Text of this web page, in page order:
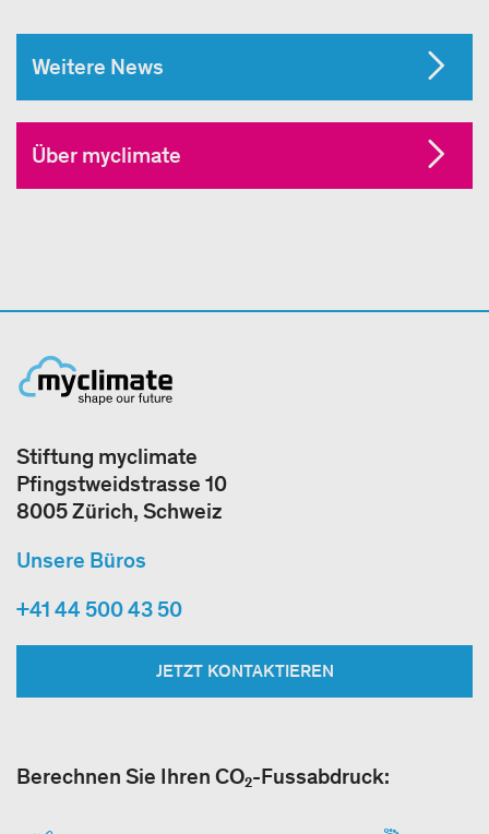
Weitere News
Über myclimate
Stiftung myclimate
Pfingstweidstrasse 10
8005 Zürich, Schweiz
Unsere Büros
+41 44 500 43 50
JETZT KONTAKTIEREN
Berechnen Sie Ihren CO₂-Fussabdruck: